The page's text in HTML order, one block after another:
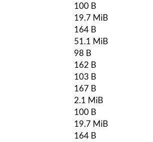
100 B
19.7 MiB
164 B
51.1 MiB
98 B
162 B
103 B
167 B
2.1 MiB
100 B
19.7 MiB
164 B